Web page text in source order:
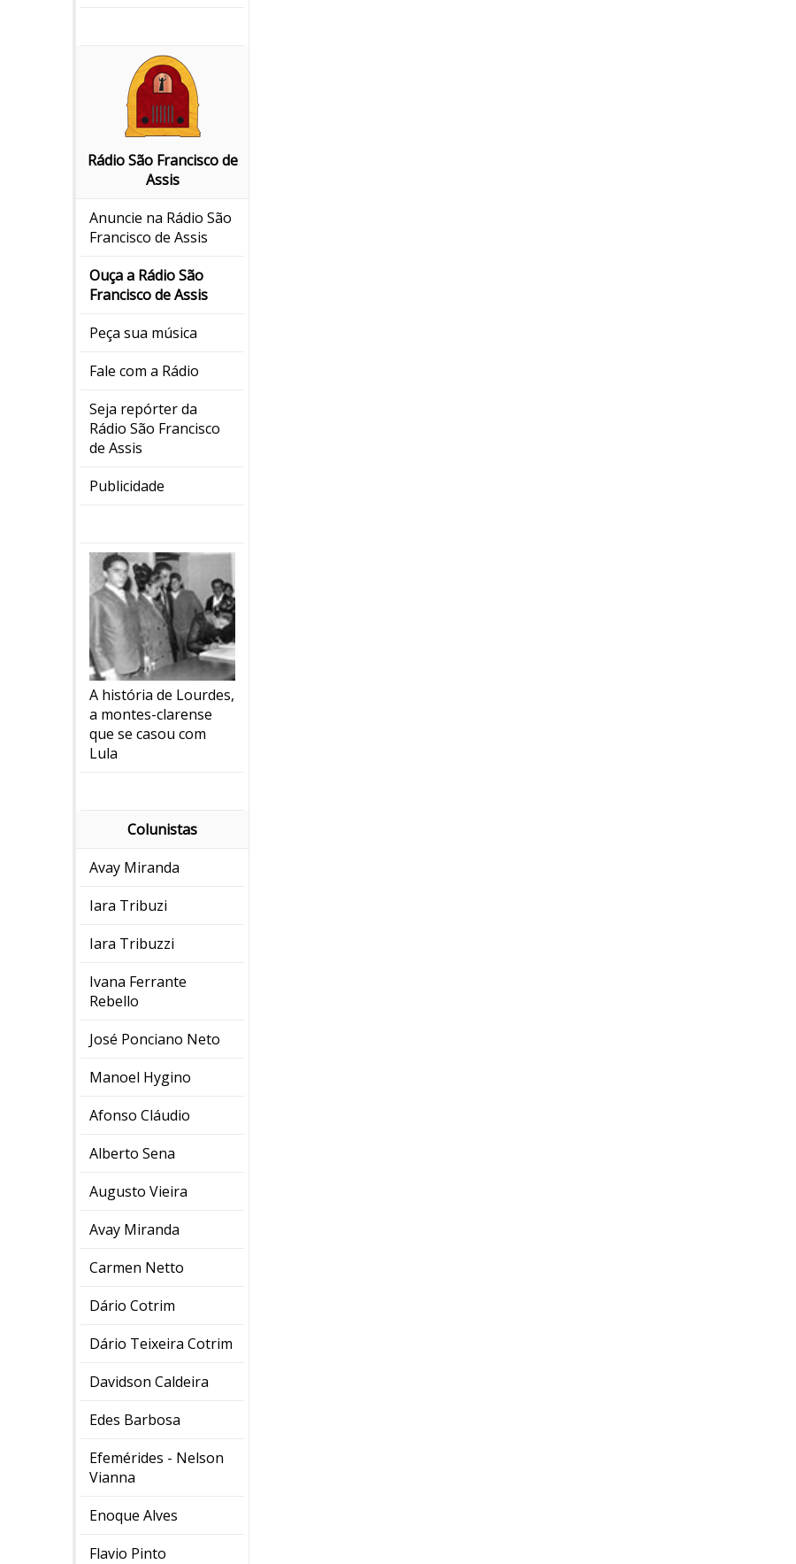
Rádio São Francisco de
Assis
Anuncie na Rádio São
Francisco de Assis
Ouça a Rádio São
Francisco de Assis
Peça sua música
Fale com a Rádio
Seja repórter da
Rádio São Francisco
de Assis
Publicidade
A história de Lourdes,
a montes-clarense
que se casou com
Lula
Colunistas
Avay Miranda
Iara Tribuzi
Iara Tribuzzi
Ivana Ferrante
Rebello
José Ponciano Neto
Manoel Hygino
Afonso Cláudio
Alberto Sena
Augusto Vieira
Avay Miranda
Carmen Netto
Dário Cotrim
Dário Teixeira Cotrim
Davidson Caldeira
Edes Barbosa
Efemérides - Nelson
Vianna
Enoque Alves
Flavio Pinto